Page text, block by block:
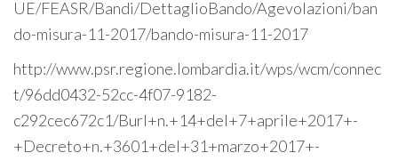
UE/FEASR/Bandi/DettaglioBando/Agevolazioni/ban
do-misura-11-2017/bando-misura-11-2017
http://www.psr.regione.lombardia.it/wps/wcm/connec
t/96dd0432-52cc-4f07-9182-
c292cec672c1/Burl+n.+14+del+7+aprile+2017+-
+Decreto+n.+3601+del+31+marzo+2017+-